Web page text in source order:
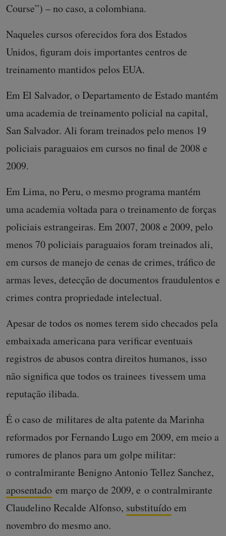
Course”) – no caso, a colombiana.
Naqueles cursos oferecidos fora dos Estados
Unidos, figuram dois importantes centros de
treinamento mantidos pelos EUA.
Em El Salvador, o Departamento de Estado mantém
uma academia de treinamento policial na capital,
San Salvador. Ali foram treinados pelo menos 19
policiais paraguaios em cursos no final de 2008 e
2009.
Em Lima, no Peru, o mesmo programa mantém
uma academia voltada para o treinamento de forças
policiais estrangeiras. Em 2007, 2008 e 2009, pelo
menos 70 policiais paraguaios foram treinados ali,
em cursos de manejo de cenas de crimes, tráfico de
armas leves, detecção de documentos fraudulentos e
crimes contra propriedade intelectual.
Apesar de todos os nomes terem sido checados pela
embaixada americana para verificar eventuais
registros de abusos contra direitos humanos, isso
não significa que todos os trainees tivessem uma
reputação ilibada.
É o caso de militares de alta patente da Marinha
reformados por Fernando Lugo em 2009, em meio a
rumores de planos para um golpe militar:
o contralmirante Benigno Antonio Tellez Sanchez,
aposentado em março de 2009, e o contralmirante
Claudelino Recalde Alfonso, substituídoem
novembro do mesmo ano.